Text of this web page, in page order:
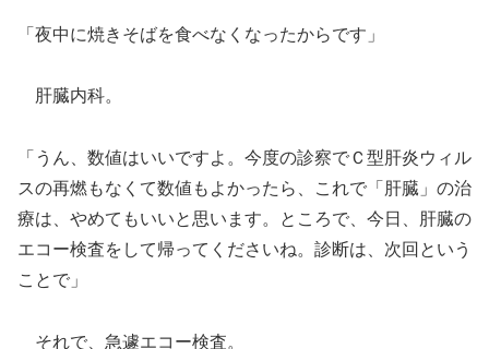
「夜中に焼きそばを食べなくなったからです」
肝臓内科。
「うん、数値はいいですよ。今度の診察でＣ型肝炎ウィル
スの再燃もなくて数値もよかったら、これで「肝臓」の治
療は、やめてもいいと思います。ところで、今日、肝臓の
エコー検査をして帰ってくださいね。診断は、次回という
ことで」
それで、急遽エコー検査。